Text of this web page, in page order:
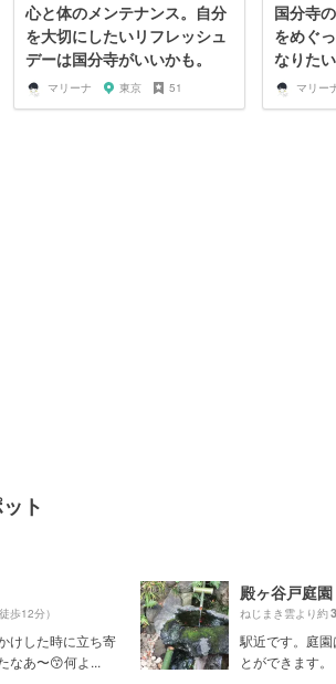
心と体のメンテナンス。自分
を大切にしたいリフレッシュ
デーは国分寺がいいかも。
マリーナ 東京 51
国分寺
をめぐ
なりたい
マリー
ト
徒歩12分）
けした時に立ち寄
なあ〜😙何よ...
殿ヶ谷戸庭園
ねじまき雲より約
駅近です。庭
とができます